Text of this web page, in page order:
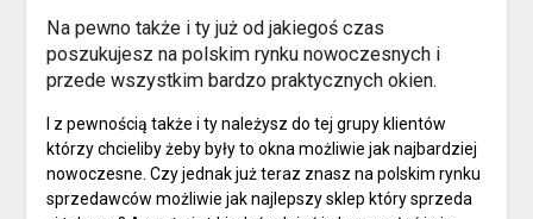
Na pewno także i ty już od jakiegoś czas
poszukujesz na polskim rynku nowoczesnych i
przede wszystkim bardzo praktycznych okien.
I z pewnością także i ty należysz do tej grupy klientów
którzy chcieliby żeby były to okna możliwie jak najbardziej
nowoczesne. Czy jednak już teraz znasz na polskim rynku
sprzedawców możliwie jak najlepszy sklep który sprzeda